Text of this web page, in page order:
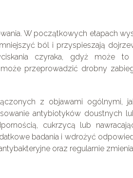
W początkowych etapach
ból i przyspieszają
czyraka, gdyż może
przeprowadzić drobny
z objawami ogólnymi,
antybiotyków doustnych
cukrzycą lub
badania i wdrożyć
oraz regularnie